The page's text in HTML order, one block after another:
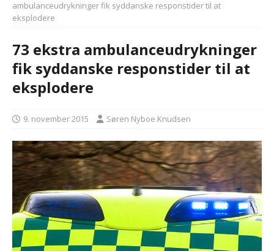
ambulanceudrykninger fik syddanske responstider til at
eksplodere
73 ekstra ambulanceudrykninger
fik syddanske responstider til at
eksplodere
9. november 2015 Søren Nyboe Knudsen